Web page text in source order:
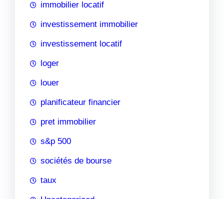
immobilier locatif
investissement immobilier
investissement locatif
loger
louer
planificateur financier
pret immobilier
s&p 500
sociétés de bourse
taux